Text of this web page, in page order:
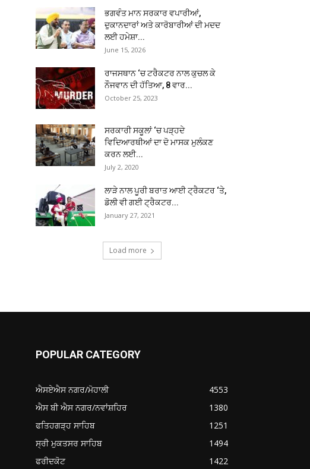
ਭਗਵੰਤ ਮਾਨ ਸਰਕਾਰ ਵਪਾਰੀਆਂ,
ਦੁਕਾਨਦਾਰਾਂ ਅਤੇ ਕਾਰੋਬਾਰੀਆਂ ਦੀ ਮਦਦ
ਲਈ ਹਮੇਸ਼ਾ...
June 15, 2026
ਰਾਜਸਥਾਨ ‘ਚ ਟਰੈਕਟਰ ਨਾਲ ਕੁਚਲ ਕੇ
ਨੌਜਵਾਨ ਦੀ ਹੱਤਿਆ, 8 ਵਾਰ...
October 25, 2023
ਸਰਕਾਰੀ ਸਕੂਲਾਂ ‘ਚ ਪੜ੍ਹਦੇ
ਵਿਦਿਆਰਥੀਆਂ ਦਾ ਦੋ ਮਾਸਕ ਮੁਲੰਕਣ
ਕਰਨ ਲਈ...
July 2, 2020
ਲਾੜੇ ਨਾਲ ਪੂਰੀ ਬਰਾਤ ਆਈ ਟ੍ਰੈਕਟਰ ‘ਤੇ,
ਡੋਲੀ ਵੀ ਗਈ ਟ੍ਰੈਕਟਰ...
January 27, 2021
Load more
POPULAR CATEGORY
ਐਸਏਐਸ ਨਗਰ/ਮੋਹਾਲੀ
4553
ਐਸ ਬੀ ਐਸ ਨਗਰ/ਨਵਾਂਸ਼ਹਿਰ
1380
ਫਤਿਹਗੜ੍ਹ ਸਾਹਿਬ
1251
ਸ੍ਰੀ ਮੁਕਤਸਰ ਸਾਹਿਬ
1494
ਫਰੀਦਕੋਟ
1422